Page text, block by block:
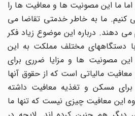
ما این مصونیت ها و معافیت ها را
ما به خاطر خدمتی تقاضا می
می دهند. درباره این موضوع زیاد فکر
دستگاههای مختلف مملکت به این
مصونیت ها و مزایا ضرری برای
مالیاتی است که از حقوق آنها
مسکن و تغذیه معافیت داشته
این معافیت چیزی نیست که تنها ما